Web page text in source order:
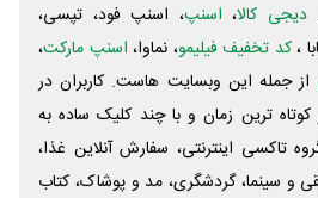
دیجی کالا، اسنپ، اسنپ فود، تپسی،
،کد تخفیف فیلیمو، نماوا، اسنپ مارکت،
از جمله این وبسایت ‌هاست. کاربران در
ترین زمان و با چند کلیک ساده به
تاکسی اینترنتی، سفارش آنلاین غذا،
و سینما، گردشگری، مد و پوشاک، کتاب